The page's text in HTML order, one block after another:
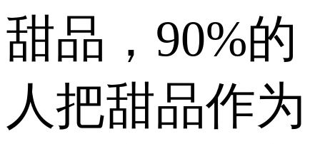
甜品，90%的
人把甜品作为